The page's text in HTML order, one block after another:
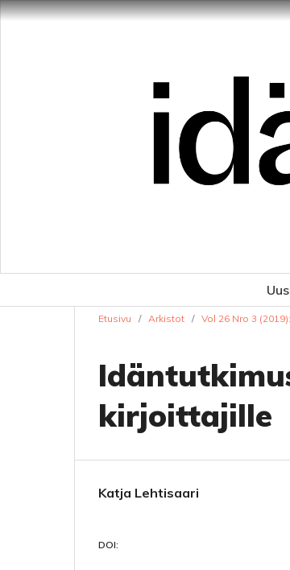
Etusivu / Arkistot / Vol 26 Nro 3
kirjoittajille
Katja Lehtisaari
DOI: